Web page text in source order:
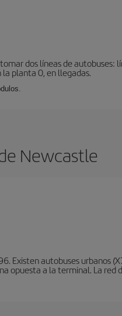
dos líneas de
planta 0, en llegadas.
Newcastle
Existen autobuses urbanos
opuesta a la terminal. La